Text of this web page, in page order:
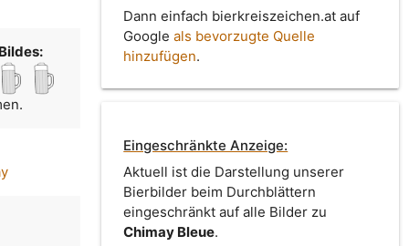
Dann einfach bierkreiszeichen.at auf
Googleals bevorzugte Quelle
hinzufügen.
Eingeschränkte Anzeige:
Aktuell ist die Darstellung unserer
Bierbilder beim Durchblättern
eingeschränkt auf alle Bilder zu
Chimay Bleue.